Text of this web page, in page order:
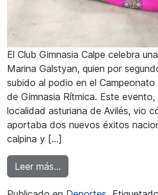
El Club Gimnasia Calpe celebra
Marina Galstyan, quien por
subido al podio en el Campeonato
de Gimnasia Rítmica. Este
localidad asturiana de Avilés, vio
aportaba dos nuevos éxitos
calpina y […]
Leer más…